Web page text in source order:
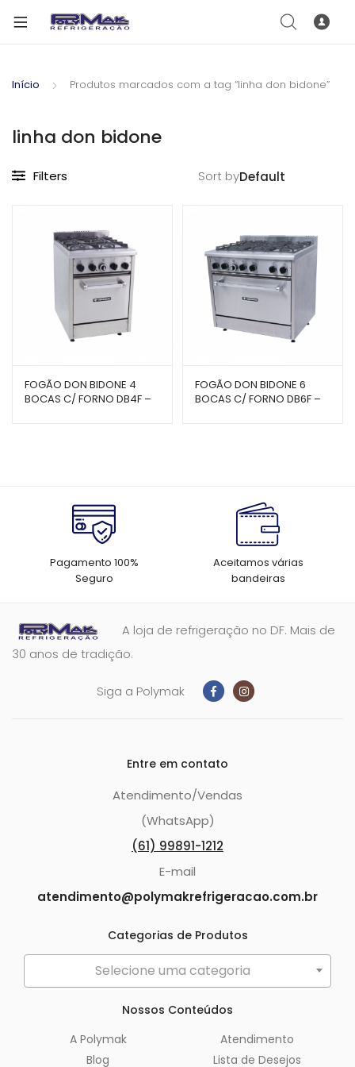
Início Produtos marcados com a tag “linha don bidone”
linha don bidone
Filters Sort by
FOGÃO DON BIDONE 4
BOCAS C/ FORNO DB4F –
FOGÃO DON BIDONE 6
BOCAS C/ FORNO DB6F –
Pagamento 100%
Seguro
Aceitamos várias
bandeiras
A loja de refrigeração no DF. Mais de
30 anos de tradição.
Siga a Polymak
Entre em contato
Atendimento/Vendas
(WhatsApp)
(61) 99891-1212
E-mail
atendimento@polymakrefrigeracao.com.br
Categorias de Produtos
Selecione uma categoria
Nossos Conteúdos
A Polymak
Blog
Atendimento
Lista de Desejos